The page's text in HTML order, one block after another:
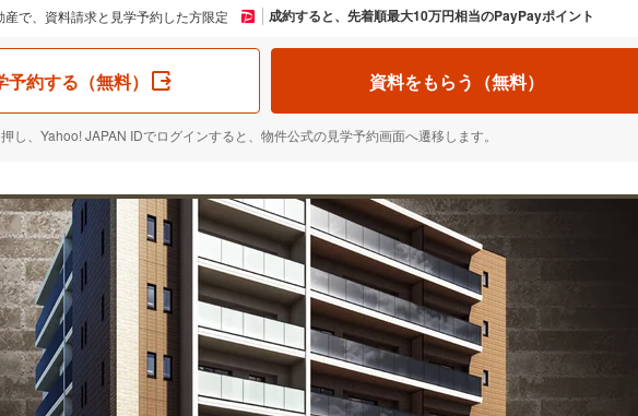
産で、資料請求と見学予約した方限定 成約すると、先着順最大10万円相当のPayPayポイント
予約する（無料） 資料をもらう（無料）
し、Yahoo! JAPAN IDでログインすると、物件公式の見学予約画面へ遷移します。